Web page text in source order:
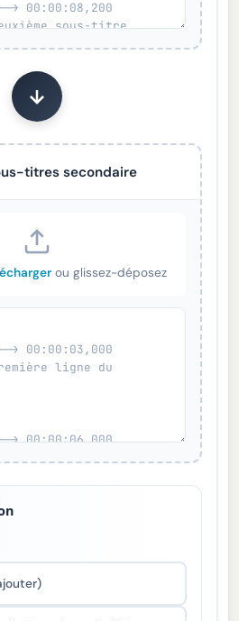
titres secondaire
ou glissez-déposez